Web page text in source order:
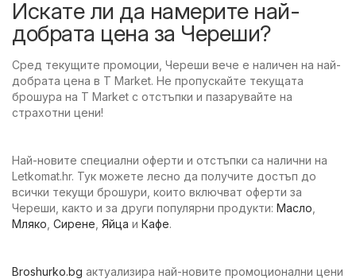
Искате ли да намерите най-
добрата цена за Череши?
Сред текущите промоции, Череши вече е наличен на най-
добрата цена в T Market. Не пропускайте текущата
брошура на T Market с отстъпки и пазарувайте на
страхотни цени!
Най-новите специални оферти и отстъпки са налични на
Letkomat.hr. Тук можете лесно да получите достъп до
всички текущи брошури, които включват оферти за
Череши, както и за други популярни продукти: Масло
Мляко Сирене Яйца и Кафе.
Broshurko.bg актуализира най-новите промоционални цени